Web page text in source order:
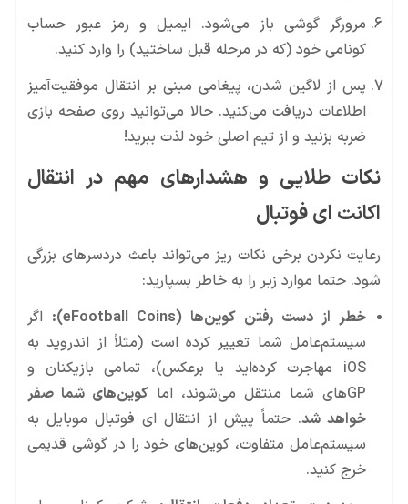
مرورگر گوشی باز می‌شود. ایمیل و رمز عبور حساب
کونامی خود (که در مرحله قبل ساختید) را وارد کنید.
پس از لاگین شدن، پیغامی مبنی بر انتقال موفقیت‌آمیز
اطلاعات دریافت می‌کنید. حالا می‌توانید روی صفحه بازی
ضربه بزنید و از تیم اصلی خود لذت ببرید!
نکات طلایی و هشدارهای مهم در انتقال
اکانت ای فوتبال
رعایت نکردن برخی نکات ریز می‌تواند باعث دردسرهای بزرگی
شود. حتما موارد زیر را به خاطر بسپارید:
خطر از دست رفتن کوین‌ها (eFootball Coins):
اگر
سیستم‌عامل شما تغییر کرده است (مثلاً از اندروید به
iOS مهاجرت کرده‌اید یا برعکس)، تمامی بازیکنان و
GPهای شما منتقل می‌شوند، اما
کوین‌های شما صفر
خواهد شد. حتماً پیش از انتقال ای فوتبال موبایل به
سیستم‌عامل متفاوت، کوین‌های خود را در گوشی قدیمی
خرج کنید.